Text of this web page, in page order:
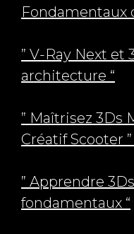
Fondamentaux
” V-Ray Next et
architecture “
” Maîtrisez 3Ds
Créatif Scooter ”
” Apprendre
fondamentaux “